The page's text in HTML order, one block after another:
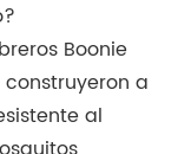
Boonie
a
al